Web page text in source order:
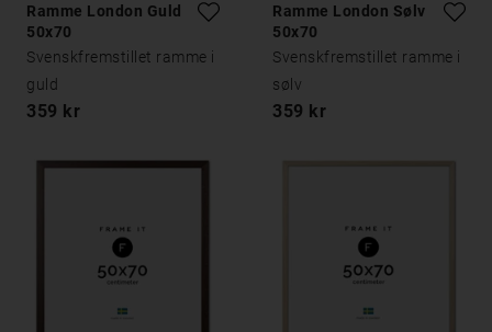
Ramme London Guld
50x70
Svenskfremstillet ramme i
guld
359 kr
Ramme London Sølv
50x70
Svenskfremstillet ramme i
sølv
359 kr